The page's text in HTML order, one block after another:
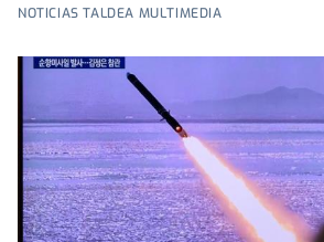
NOTICIAS TALDEA MULTIMEDIA